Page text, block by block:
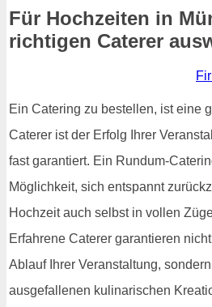
Für Hochzeiten in
richtigen Caterer
Ein Catering zu bestellen, ist eine
Caterer ist der Erfolg Ihrer
fast garantiert. Ein Rundum-
Möglichkeit, sich entspannt
Hochzeit auch selbst in vollen
Erfahrene Caterer garantieren
Ablauf Ihrer Veranstaltung,
ausgefallenen kulinarischen